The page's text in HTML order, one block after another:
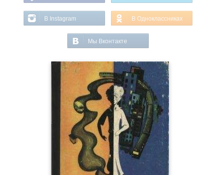
В Instagram В Одноклассниках
Мы Вконтакте